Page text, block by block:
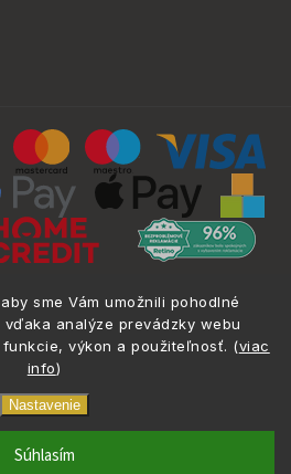
sme Vám umožnili pohodlné
analýze prevádzky webu
výkon a použiteľnosť. (viac
info)
Nastavenie
Súhlasím
vyhradené.
0917 133 662